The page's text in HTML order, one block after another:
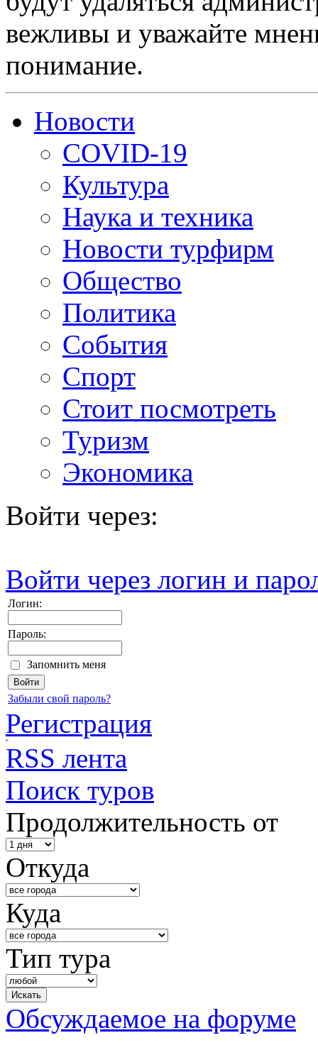
вежливы и уважайте
понимание.
Новости
COVID-19
Культура
Наука и техника
Новости турфирм
Общество
Политика
События
Спорт
Стоит посмотреть
Туризм
Экономика
Войти через:
Войти через логин и
Логин:
Пароль:
Запомнить меня
Забыли свой пароль?
Регистрация
RSS лента
Поиск туров
Продолжительность от
Откуда
Куда
Тип тура
Обсуждаемое на форуме